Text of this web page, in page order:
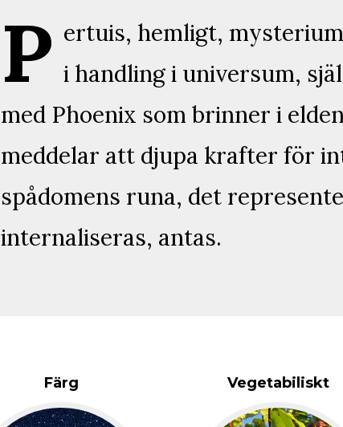
P ertuis, hemligt,
i handling i universum,
med Phoenix som brinner i
meddelar att djupa krafter för
spådomens runa, det
internaliseras, antas.
Färg Vegetabiliskt